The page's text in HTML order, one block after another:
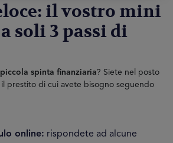
il vostro mini
soli 3 passi di
piccola spinta finanziaria? Siete nel posto
prestito di cui avete bisogno seguendo
online: rispondete ad alcune